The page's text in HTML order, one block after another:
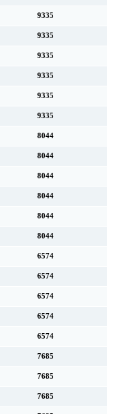
9335
9335
9335
9335
9335
9335
8044
8044
8044
8044
8044
8044
6574
6574
6574
6574
6574
7685
7685
7685